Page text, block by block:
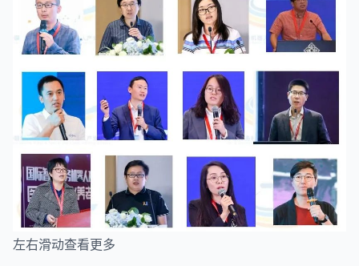
左右滑动查看更多